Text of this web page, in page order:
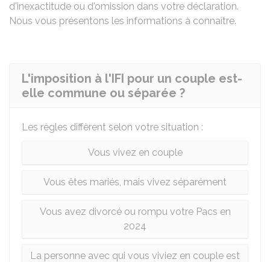
d'inexactitude ou d'omission dans votre déclaration.
Nous vous présentons les informations à connaître.
L'imposition à l'IFI pour un couple est-
elle commune ou séparée ?
Les règles diffèrent selon votre situation :
Vous vivez en couple
Vous êtes mariés, mais vivez séparément
Vous avez divorcé ou rompu votre Pacs en
2024
La personne avec qui vous viviez en couple est